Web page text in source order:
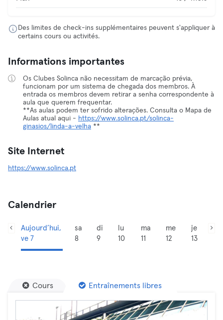
Des limites de check-ins supplémentaires peuvent s'appliquer à
certains cours ou activités.
Informations importantes
Os Clubes Solinca não necessitam de marcação prévia,
funcionam por um sistema de chegada dos membros. À
entrada os membros devem retirar a senha correspondente à
aula que querem frequentar.
**As aulas podem ter sofrido alterações. Consulta o Mapa de
Aulas atual aqui - https://www.solinca.pt/solinca-
ginasios/linda-a-velha **
Site Internet
https://www.solinca.pt
Calendrier
Aujourd’hui,
ve 7
sa
8
di
9
lu
10
ma
11
me
12
je
13
Cours Entraînements libres